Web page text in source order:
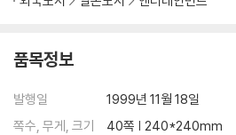
품목정보
발행일
1999년 11월 18일
쪽수, 무게, 크기
40쪽 | 240*240mm